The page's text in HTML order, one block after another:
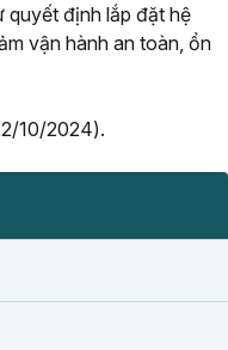
quyết định lắp đặt hệ
vận hành an toàn, ổn
10/2024).